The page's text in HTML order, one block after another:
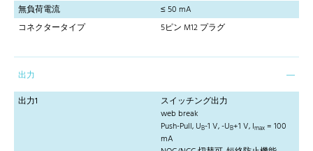
無負荷電流
≤ 50 mA
コネクタータイプ
5ピン M12 プラグ
出力
出力1
スイッチング出力
web break
Push-Pull, UB-1 V, -UB+1 V, Imax = 100
mA